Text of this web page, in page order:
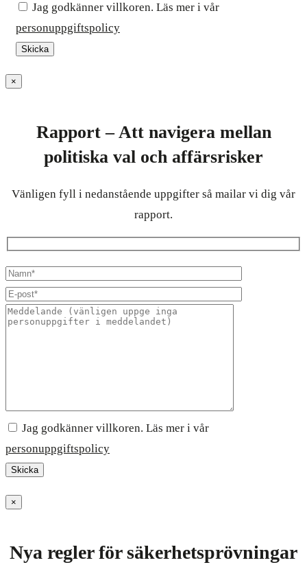
Jag godkänner villkoren. Läs mer i vår
personuppgiftspolicy
×
Rapport – Att navigera mellan
politiska val och affärsrisker
Vänligen fyll i nedanstående uppgifter så mailar vi dig vår
rapport.
Jag godkänner villkoren. Läs mer i vår
personuppgiftspolicy
×
Nya regler för säkerhetsprövningar